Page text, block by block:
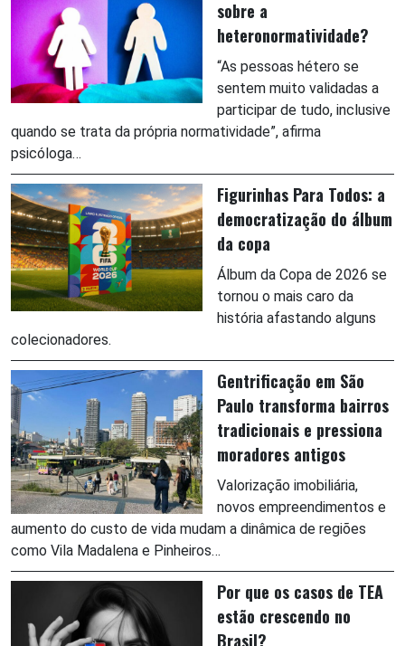
sobre a
heteronormatividade?
“As pessoas hétero se
sentem muito validadas a
participar de tudo, inclusive
quando se trata da própria normatividade”, afirma
psicóloga…
Figurinhas Para Todos: a
democratização do álbum
da copa
Álbum da Copa de 2026 se
tornou o mais caro da
história afastando alguns
colecionadores.
Gentrificação em São
Paulo transforma bairros
tradicionais e pressiona
moradores antigos
Valorização imobiliária,
novos empreendimentos e
aumento do custo de vida mudam a dinâmica de regiões
como Vila Madalena e Pinheiros…
Por que os casos de TEA
estão crescendo no
Brasil?